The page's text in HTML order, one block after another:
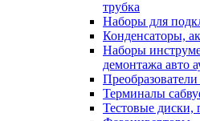
трубка
Наборы для
Конденсаторы,
Наборы
демонтажа авто
Терминалы
Тестовые диски,